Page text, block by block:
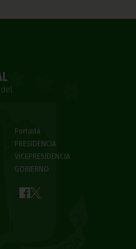
Portada
PRESIDENCIA
VICEPRESIDENCIA
GOBIERNO